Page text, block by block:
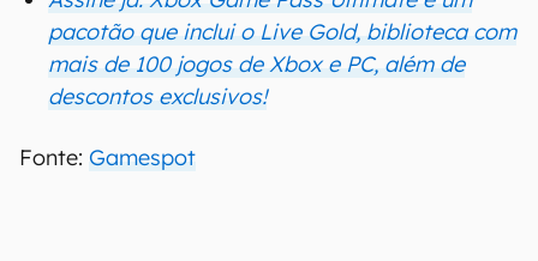
pacotão que inclui o Live Gold, biblioteca com
mais de 100 jogos de Xbox e PC, além de
descontos exclusivos!
Fonte: Gamespot